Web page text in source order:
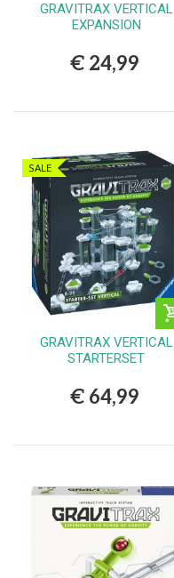
GRAVITRAX VERTICAL
EXPANSION
€ 24,99
SALE
GRAVITRAX VERTICAL
STARTERSET
€ 64,99